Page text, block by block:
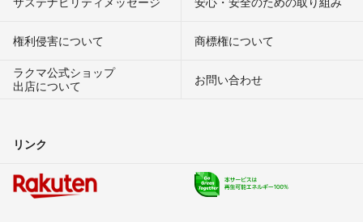
権利侵害について
商標権について
ラクマ公式ショップ
出店について
お問い合わせ
リンク